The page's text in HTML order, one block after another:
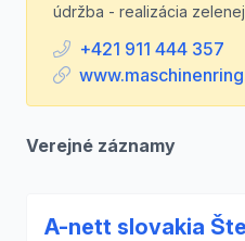
údržba - realizácia
+421 911 444 357
Verejné záznamy
A-nett slovakia